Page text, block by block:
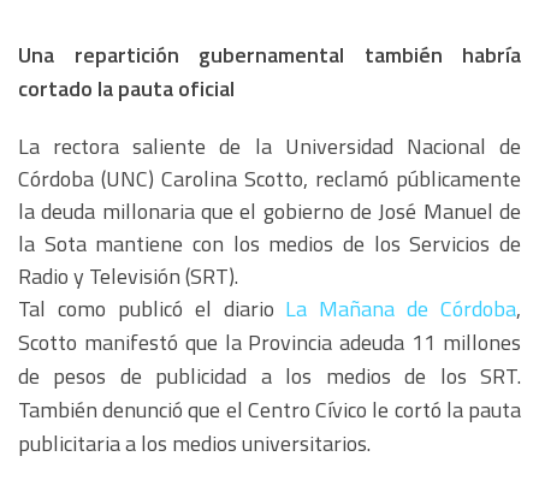
Una repartición gubernamental también habría
cortado la pauta oficial
La rectora saliente de la Universidad Nacional de
Córdoba (UNC) Carolina Scotto, reclamó públicamente
la deuda millonaria que el gobierno de José Manuel de
la Sota mantiene con los medios de los Servicios de
Radio y Televisión (SRT).
Tal como publicó el diario La Mañana de Córdoba,
Scotto manifestó que la Provincia adeuda 11 millones
de pesos de publicidad a los medios de los SRT.
También denunció que el Centro Cívico le cortó la pauta
publicitaria a los medios universitarios.